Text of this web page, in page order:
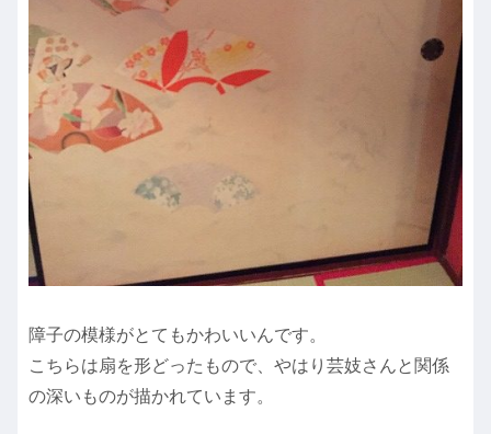
障子の模様がとてもかわいいんです。
こちらは扇を形どったもので、やはり芸妓さんと関係
の深いものが描かれています。